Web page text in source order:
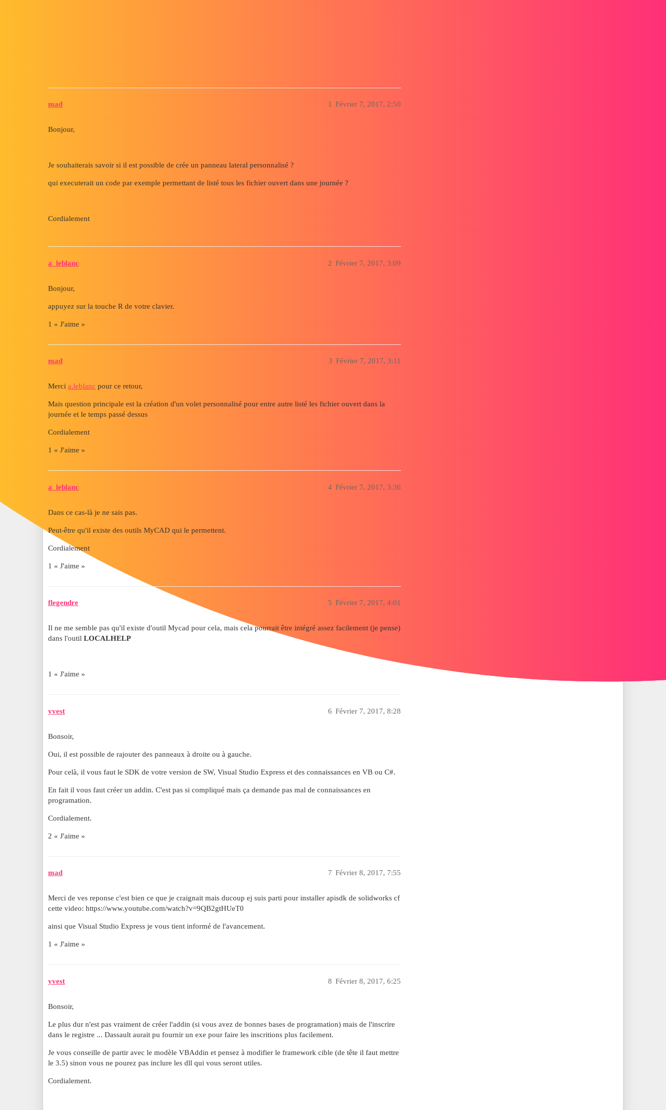
mad Février 7, 2017, 2:50
1
Bonjour,
Je souhaiterais savoir si il est possible de crée un panneau lateral personnalisé ?
qui executerait un code par exemple permettant de listé tous les fichier ouvert dans une journée ?
Cordialement
a_leblanc Février 7, 2017, 3:09
2
Bonjour,
appuyez sur la touche R de votre clavier.
1 « J'aime »
mad Février 7, 2017, 3:11
3
Merci a.leblanc pour ce retour,
Mais question principale est la création d'un volet personnalisé pour entre autre listé les fichier ouvert dans la
journée et le temps passé dessus
Cordialement
1 « J'aime »
a_leblanc Février 7, 2017, 3:36
4
Dans ce cas-là je ne sais pas.
Peut-être qu'il existe des outils MyCAD qui le permettent.
Cordialement
1 « J'aime »
flegendre Février 7, 2017, 4:01
5
Il ne me semble pas qu'il existe d'outil Mycad pour cela, mais cela pourrait être intégré assez facilement (je pense)
dans l'outil LOCALHELP
1 « J'aime »
yvest Février 7, 2017, 8:28
6
Bonsoir,
Oui, il est possible de rajouter des panneaux à droite ou à gauche.
Pour celà, il vous faut le SDK de votre version de SW, Visual Studio Express et des connaissances en VB ou C#.
En fait il vous faut créer un addin. C'est pas si compliqué mais ça demande pas mal de connaissances en
programation.
Cordialement.
2 « J'aime »
mad Février 8, 2017, 7:55
7
Merci de ves reponse c'est bien ce que je craignait mais ducoup ej suis parti pour installer apisdk de solidworks cf
cette video: https://www.youtube.com/watch?v=9QB2gtHUeT0
ainsi que Visual Studio Express je vous tient informé de l'avancement.
1 « J'aime »
yvest Février 8, 2017, 6:25
8
Bonsoir,
Le plus dur n'est pas vraiment de créer l'addin (si vous avez de bonnes bases de programation) mais de l'inscrire
dans le registre ... Dassault aurait pu fournir un exe pour faire les inscritions plus facilement.
Je vous conseille de partir avec le modèle VBAddin et pensez à modifier le framework cible (de tête il faut mettre
le 3.5) sinon vous ne pourez pas inclure les dll qui vous seront utiles.
Cordialement.